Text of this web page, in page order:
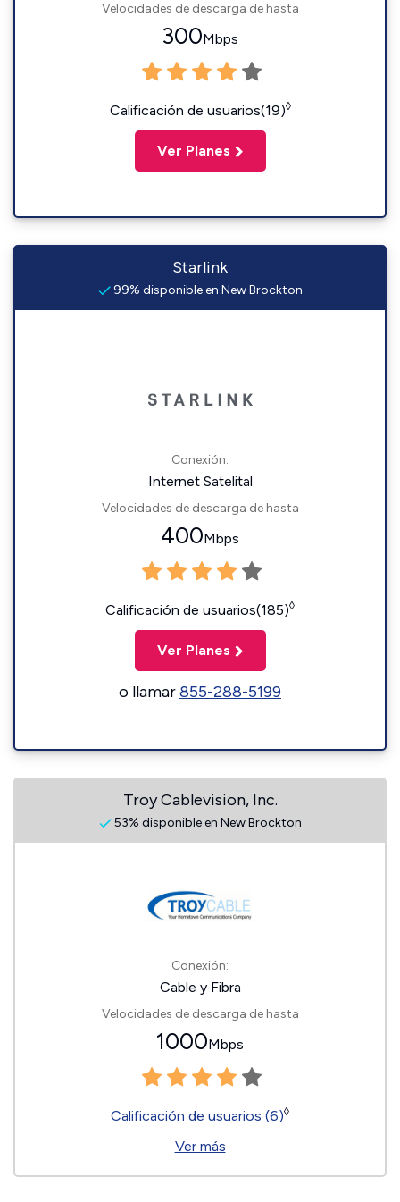
Velocidades de descarga de hasta
300Mbps
Calificación de usuarios(19)◊
Ver Planes
Starlink
99% disponible en New Brockton
Conexión:
Internet Satelital
Velocidades de descarga de hasta
400Mbps
Calificación de usuarios(185)◊
Ver Planes
o llamar855-288-5199
Troy Cablevision, Inc.
53% disponible en New Brockton
Conexión:
Cable y Fibra
Velocidades de descarga de hasta
1000Mbps
Calificación de usuarios (6)◊
Ver más